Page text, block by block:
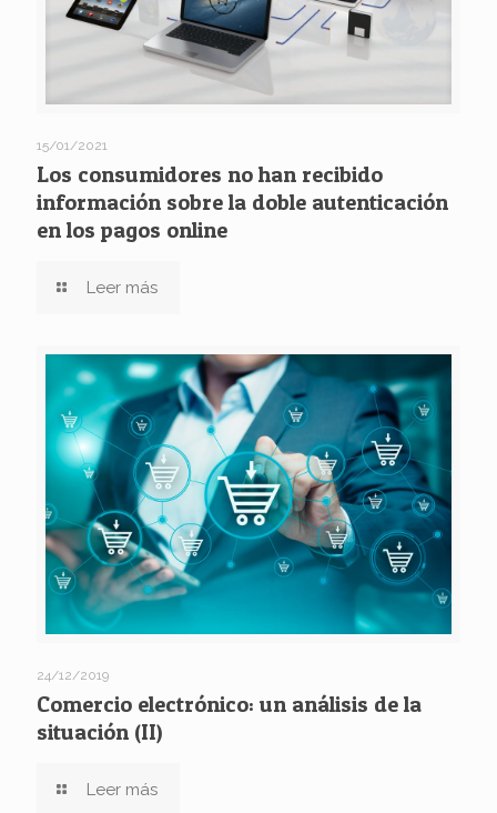
15/01/2021
Los consumidores no han recibido
información sobre la doble autenticación
en los pagos online
Leer más
24/12/2019
Comercio electrónico: un análisis de la
situación (II)
Leer más